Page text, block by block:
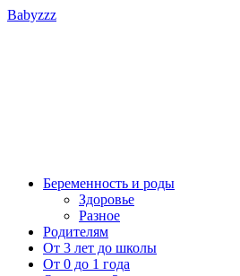
Babyzzz
Беременность и роды
Здоровье
Разное
Родителям
От 3 лет до школы
От 0 до 1 года